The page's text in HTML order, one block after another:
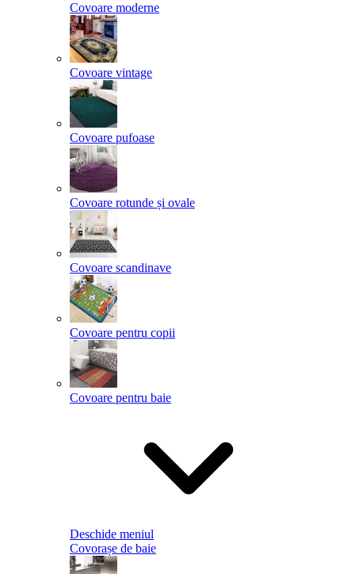
Covoare moderne
Covoare vintage
Covoare pufoase
Covoare rotunde și ovale
Covoare scandinave
Covoare pentru copii
Covoare pentru baie
Deschide meniul
Covorașe de baie